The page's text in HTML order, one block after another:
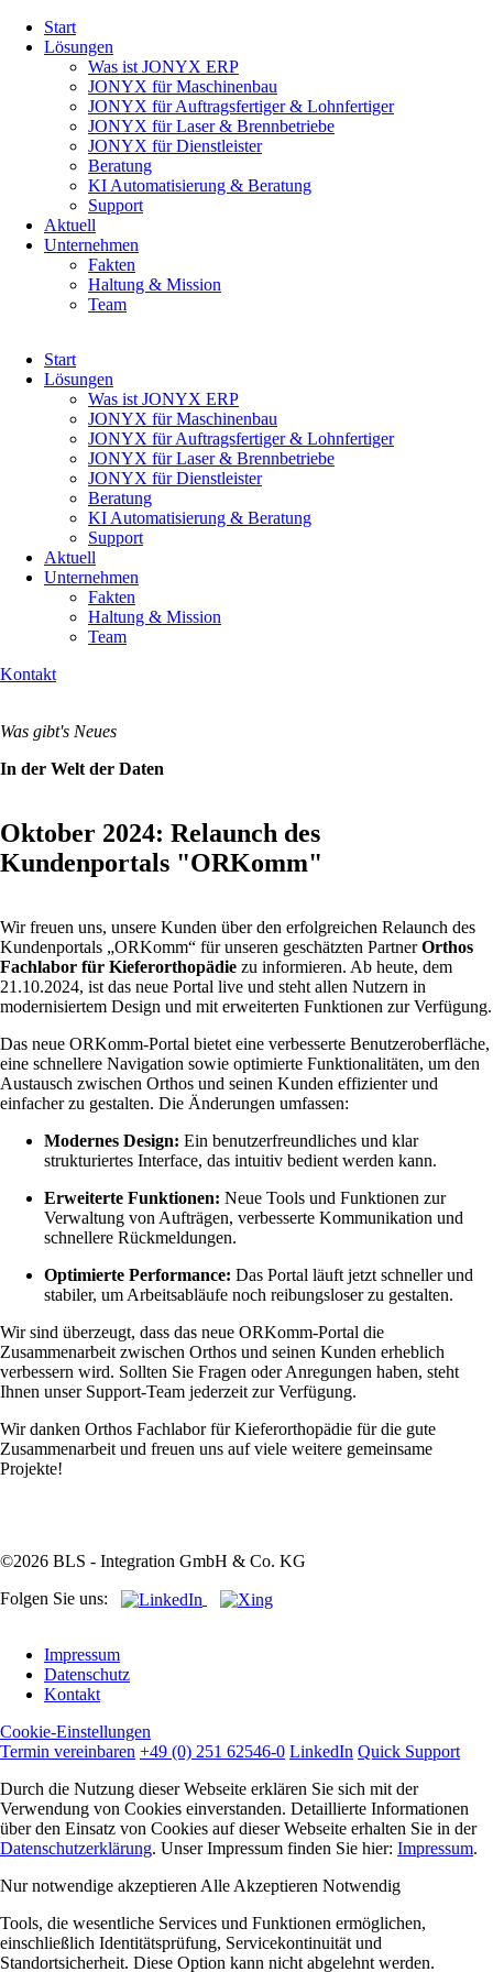
überspringen
Start
Lösungen
Was ist JONYX ERP
JONYX für Maschinenbau
JONYX für Auftragsfertiger & Lohnfertiger
JONYX für Laser & Brennbetriebe
JONYX für Dienstleister
Beratung
KI Automatisierung & Beratung
Support
Aktuell
Unternehmen
Fakten
Haltung & Mission
Team
überspringen
Start
Lösungen
Was ist JONYX ERP
JONYX für Maschinenbau
JONYX für Auftragsfertiger & Lohnfertiger
JONYX für Laser & Brennbetriebe
JONYX für Dienstleister
Beratung
KI Automatisierung & Beratung
Support
Aktuell
Unternehmen
Fakten
Haltung & Mission
Team
Kontakt
Was gibt's Neues
In der Welt der Daten
Oktober 2024: Relaunch des
Kundenportals "ORKomm"
Wir freuen uns, unsere Kunden über den erfolgreichen Relaunch des
Kundenportals „ORKomm“ für unseren geschätzten PartnerOrthos
Fachlabor für Kieferorthopädie zu informieren. Ab heute, dem
21.10.2024, ist das neue Portal live und steht allen Nutzern in
modernisiertem Design und mit erweiterten Funktionen zur Verfügung.
Das neue ORKomm-Portal bietet eine verbesserte Benutzeroberfläche,
eine schnellere Navigation sowie optimierte Funktionalitäten, um den
Austausch zwischen Orthos und seinen Kunden effizienter und
einfacher zu gestalten. Die Änderungen umfassen:
Modernes Design: Ein benutzerfreundliches und klar
strukturiertes Interface, das intuitiv bedient werden kann.
Erweiterte Funktionen: Neue Tools und Funktionen zur
Verwaltung von Aufträgen, verbesserte Kommunikation und
schnellere Rückmeldungen.
Optimierte Performance: Das Portal läuft jetzt schneller und
stabiler, um Arbeitsabläufe noch reibungsloser zu gestalten.
Wir sind überzeugt, dass das neue ORKomm-Portal die
Zusammenarbeit zwischen Orthos und seinen Kunden erheblich
verbessern wird. Sollten Sie Fragen oder Anregungen haben, steht
Ihnen unser Support-Team jederzeit zur Verfügung.
Wir danken Orthos Fachlabor für Kieferorthopädie für die gute
Zusammenarbeit und freuen uns auf viele weitere gemeinsame
Projekte!
©2026 BLS - Integration GmbH & Co. KG
Folgen Sie uns:
überspringen
Impressum
Datenschutz
Kontakt
Cookie-Einstellungen
Termin vereinbaren +49 (0) 251 62546-0 LinkedIn Quick Support
Durch die Nutzung dieser Webseite erklären Sie sich mit der
Verwendung von Cookies einverstanden. Detaillierte Informationen
über den Einsatz von Cookies auf dieser Webseite erhalten Sie in der
Datenschutzerklärung. Unser Impressum finden Sie hier: Impressum.
Nur notwendige akzeptieren Alle Akzeptieren Notwendig
Tools, die wesentliche Services und Funktionen ermöglichen,
einschließlich Identitätsprüfung, Servicekontinuität und
Standortsicherheit. Diese Option kann nicht abgelehnt werden.